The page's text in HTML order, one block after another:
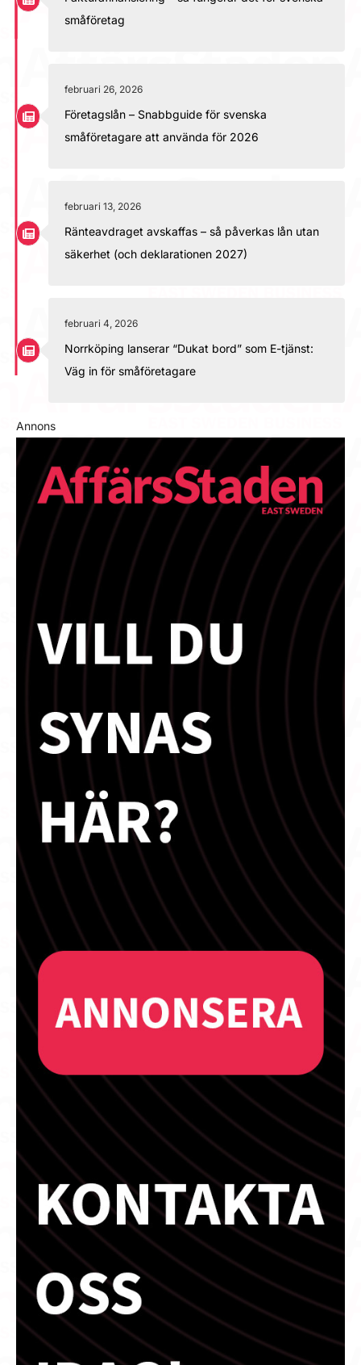
småföretag
februari 26, 2026
Företagslån – Snabbguide för svenska
småföretagare att använda för 2026
februari 13, 2026
Ränteavdraget avskaffas – så påverkas lån utan
säkerhet (och deklarationen 2027)
februari 4, 2026
Norrköping lanserar “Dukat bord” som E-tjänst:
Väg in för småföretagare
Annons